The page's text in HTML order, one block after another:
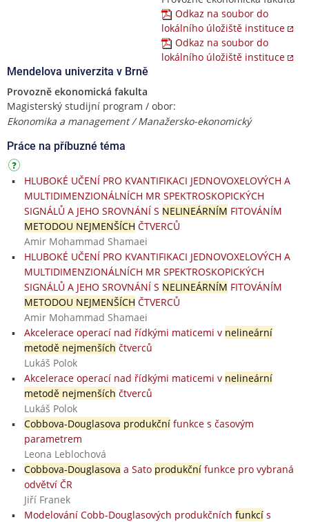
Odkaz na soubor do
lokálního úložiště instituce
Odkaz na soubor do
lokálního úložiště instituce
Mendelova univerzita v Brně
Provozně ekonomická fakulta
Magisterský studijní program / obor:
Ekonomika a management / Manažersko-ekonomický
Práce na příbuzné téma
HLUBOKÉ UČENÍ PRO KVANTIFIKACI JEDNOVOXELOVÝCH A
MULTIDIMENZIONÁLNÍCH MR SPEKTROSKOPICKÝCH
SIGNÁLŮ A JEHO SROVNÁNÍ S NELINEÁRNÍM FITOVÁNÍM
METODOU NEJMENŠÍCH ČTVERCŮ
Amir Mohammad Shamaei
HLUBOKÉ UČENÍ PRO KVANTIFIKACI JEDNOVOXELOVÝCH A
MULTIDIMENZIONÁLNÍCH MR SPEKTROSKOPICKÝCH
SIGNÁLŮ A JEHO SROVNÁNÍ S NELINEÁRNÍM FITOVÁNÍM
METODOU NEJMENŠÍCH ČTVERCŮ
Amir Mohammad Shamaei
Akcelerace operací nad řídkými maticemi v nelineární
metodě nejmenších čtverců
Lukáš Polok
Akcelerace operací nad řídkými maticemi v nelineární
metodě nejmenších čtverců
Lukáš Polok
Cobbova-Douglasova produkčnífunkce s časovým
parametrem
Leona Leblochová
Cobbova-Douglasova a Sato produkčnífunkce pro vybraná
odvětví ČR
Jiří Franek
Modelování Cobb-Douglasových produkčních funkcís